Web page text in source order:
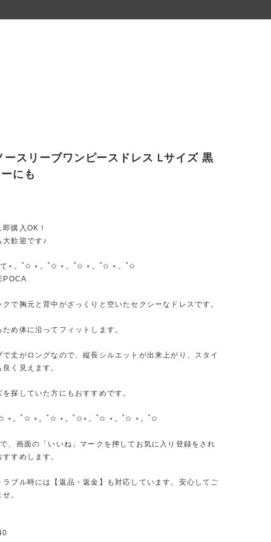
ースリーブワンピースドレス Lサイズ 黒
にも
購入OK！
大歓迎です♪
て⋆。˚✩ ⋆。˚✩ ⋆。˚✩ ⋆。˚✩ ⋆。˚✩
クで胸元と背中がざっくりと空いたセクシーなドレスです。
め体に沿ってフィットします。
で丈がロングなので、縦長シルエットが出来上がり、スタイ
く見えます。
探していた方にもおすすめです。
⋆。˚✩ ⋆。˚✩ ⋆。˚✩⋆。˚✩ ⋆。˚✩ ⋆。˚✩
、画面の「いいね」マークを押してお気に入り登録をされ
すめします。
ラブル時には【返品・返金】も対応しています。安心してご
。